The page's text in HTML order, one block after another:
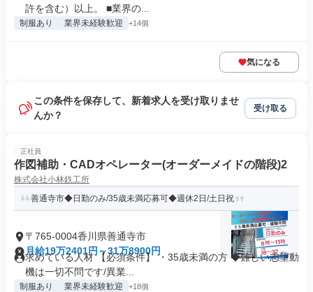
許を含む）以上。 ■業界の...
制服あり 業界未経験歓迎 +14個
気になる
この条件を保存して、新着求人を受け取りませ
んか？
受け取る
正社員
作図補助・CADオペレーター(オーダーメイドの階段)2
株式会社小林鉄工所
善通寺市◆日勤のみ/35歳未満応募可◆週休2日/土日祝
〒765-0004香川県善通寺市
月給19万2401円～31万8900円
求めている人材 【必須条件】 ・35歳未満の方 ◆難しい志望動
機は一切不問です/異業...
制服あり 業界未経験歓迎 +18個